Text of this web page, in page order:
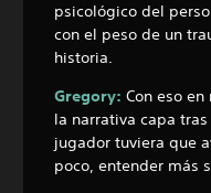
psicológico del
con el peso de un
historia.
Gregory: Con eso
la narrativa capa
jugador tuviera que
poco, entender más